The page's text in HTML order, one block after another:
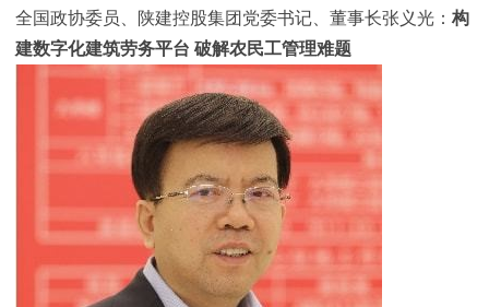
全国政协委员、陕建控股集团党委书记、董事长张义光：构
建数字化建筑劳务平台 破解农民工管理难题